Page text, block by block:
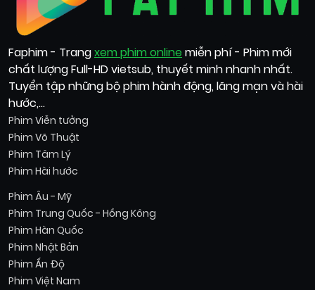
Faphim - Trangxem phim online miễn phí - Phim mới
chất lượng Full-HD vietsub, thuyết minh nhanh nhất.
Tuyển tập những bộ phim hành động, lãng mạn và hài
hước,...
Phim Viễn tưởng
Phim Võ Thuật
Phim Tâm Lý
Phim Hài hước
Phim Âu - Mỹ
Phim Trung Quốc - Hồng Kông
Phim Hàn Quốc
Phim Nhật Bản
Phim Ấn Độ
Phim Việt Nam